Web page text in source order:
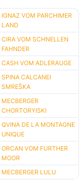
IGNAZ VOM PARCHIMER
LAND
CIRA VOM SCHNELLEN
FAHNDER
CASH VOM ADLERAUGE
SPINA CALCANEI
SMREŠKA
MECBERGER
CHORTORYISKI
QVINA DE LA MONTAGNE
UNIQUE
ORCAN VOM FURTHER
MOOR
MECBERGER LULU